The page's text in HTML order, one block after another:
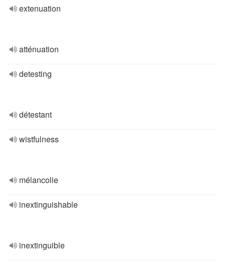
extenuation
atténuation
detesting
détestant
wistfulness
mélancolie
inextinguishable
inextinguible